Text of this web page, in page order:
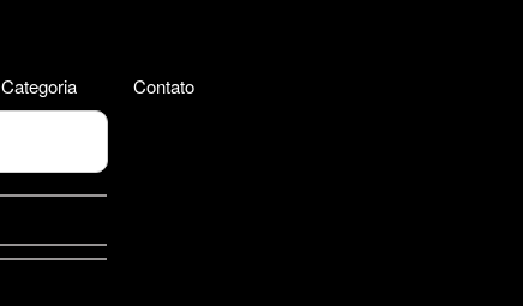
Categoria Contato